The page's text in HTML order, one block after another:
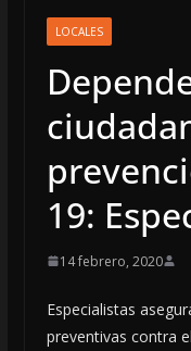
LOCALES
19:
14 febrero, 2020
Especialistas
preventivas contra